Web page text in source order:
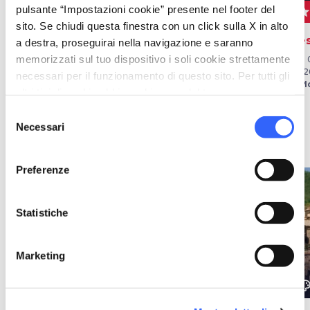
pulsante “Impostazioni cookie” presente nel footer del
sito. Se chiudi questa finestra con un click sulla X in alto
a destra, proseguirai nella navigazione e saranno
memorizzati sul tuo dispositivo i soli cookie strettamente
necessari per il funzionamento di questo sito. Per tutti gli
delNecessari
Preferenze
Statistiche
Marketing
local_play TEATRO
Lu Santo Jullare
Francesco
Il 08 ago 2026
school
CONVEGNI E
CONGRESSI
I martedì di Abbadia
Dal 07 ago 2026 al 25 ago
2026
a Monteriggioni
a
color_lens Idee color_lens Idee